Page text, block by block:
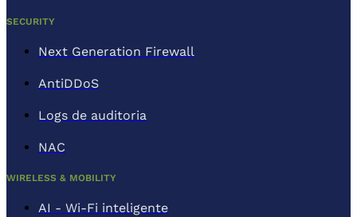
SECURITY
Next Generation Firewall
AntiDDoS
Logs de auditoria
NAC
WIRELESS & MOBILITY
AI - Wi-Fi inteligente